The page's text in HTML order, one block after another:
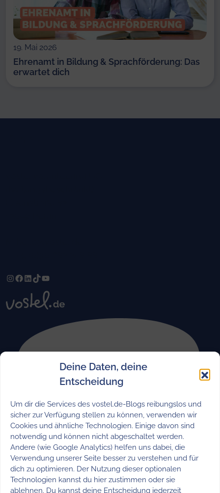
Deine Daten, deine
Entscheidung
Um dir die Services des vostel.de-Blogs reibungslos und
sicher zur Verfügung stellen zu können, verwenden wir
Cookies und ähnliche Technologien. Einige davon sind
notwendig und können nicht abgeschaltet werden.
Andere (wie Google Analytics) helfen uns dabei, die
Verwendung unserer Seite besser zu verstehen und für
dich zu optimieren. Der Nutzung dieser optionalen
Technologien kannst du hier zustimmen oder sie
ablehnen. Du kannst deine Entscheidung jederzeit
19. Mai 2026
Ehrenamt in Bildung & Sprachförderung: Das
erwartet dich
InstagramFacebook LinkedIn TikTok YouTube
Abonniere jetzt unseren
Newsletter
Alle 6 Wochen versorgen wir dich mit
Engagementmöglichkeiten,
Neuigkeiten & Tipps aus der vostel.de
Welt. Zudem gibt es einen Newsletter